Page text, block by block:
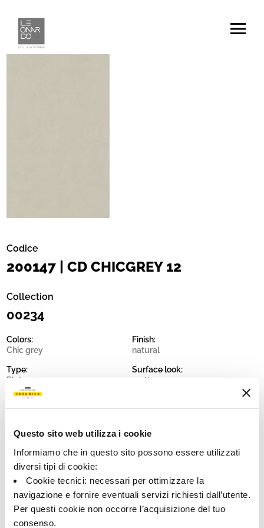
Questo sito web utilizza i cookie
Informiamo che in questo sito possono essere utilizzati
diversi tipi di cookie:
Cookie tecnici: necessari per ottimizzare la
navigazione e fornire eventuali servizi richiesti dall’utente.
Per questi cookie non occorre l’acquisizione del tuo
consenso.
Codice
200147 | CD CHICGREY 12
Collection
00234
Colors:
Chic grey
Type:
Plain
Format:
60.0x120.0
Finish:
natural
Surface look:
matt
V1
Unit of measure:
Share: